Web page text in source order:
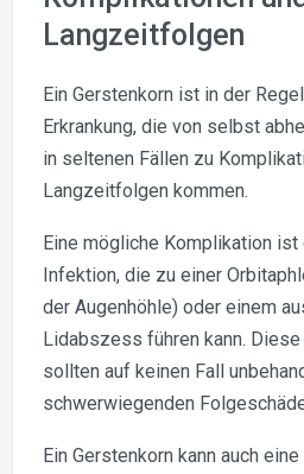
Langzeitfolgen
Ein Gerstenkorn ist in der
Erkrankung, die von selbst
in seltenen Fällen zu
Langzeitfolgen kommen.
Eine mögliche Komplikation ist
Infektion, die zu einer
der Augenhöhle) oder einem
Lidabszess führen kann.
sollten auf keinen Fall
schwerwiegenden
Ein Gerstenkorn kann auch